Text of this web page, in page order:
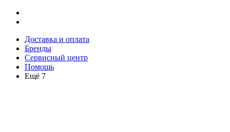
Доставка и оплата
Бренды
Сервисный центр
Помощь
Ещё 7